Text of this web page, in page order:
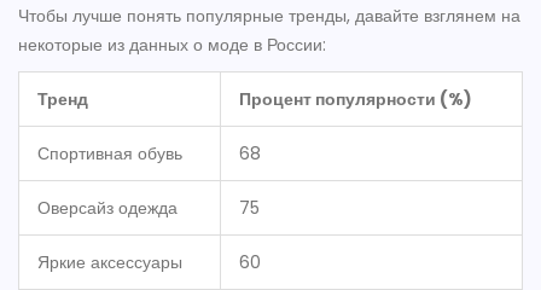
Чтобы лучше понять популярные тренды, давайте взглянем на
некоторые из данных о моде в России:
Тренд Процент популярности (%)
Спортивная обувь 68
Оверсайз одежда 75
Яркие аксессуары 60